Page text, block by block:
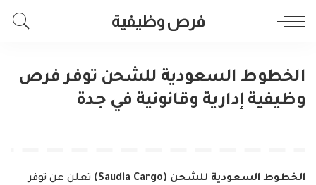
فرص وظيفية
الخطوط السعودية للشحن توفر فرص
وظيفية إدارية وقانونية في جدة
الخطوط السعودية للشحن (Saudia Cargo)
تعلن عن توفر